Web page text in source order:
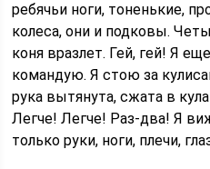
ребячьи ноги, тоненькие,
колеса, они и подковы.
коня вразлет. Гей, гей! Я
командую. Я стою за
рука вытянута, сжата в
Легче! Легче! Раз-два! Я
только руки, ноги, плечи,